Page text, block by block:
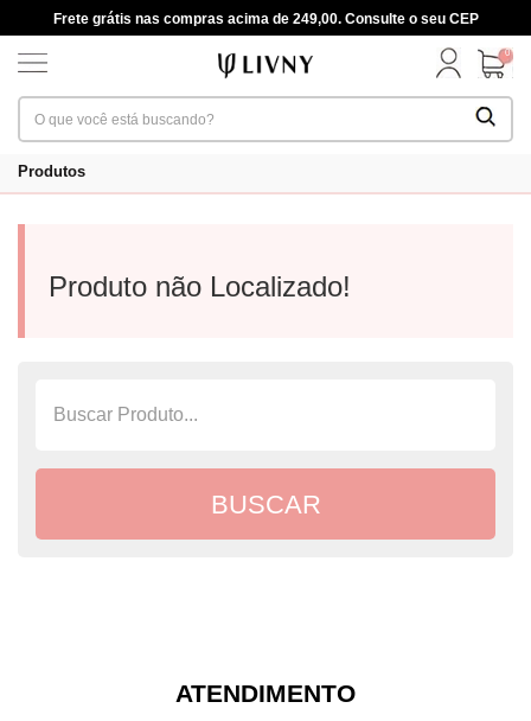
Frete grátis nas compras acima de 249,00. Consulte o seu CEP
0
Produtos
Produto não Localizado!
ATENDIMENTO